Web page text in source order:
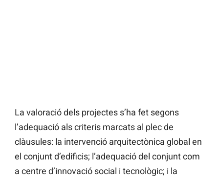
La valoració dels projectes s’ha fet segons
l’adequació als criteris marcats al plec de
clàusules: la intervenció arquitectònica global en
el conjunt d’edificis; l’adequació del conjunt com
a centre d’innovació social i tecnològic; i la